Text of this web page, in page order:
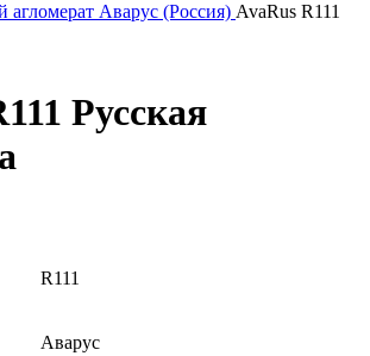
агломерат Аварус (Россия) AvaRus R111
Русская
R111
Аварус